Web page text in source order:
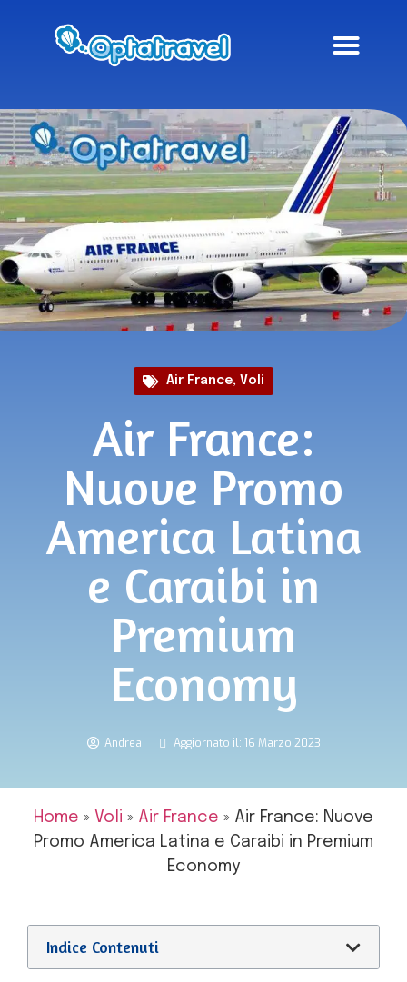
Air France, Voli
Air France:
Nuove Promo
America Latina
e Caraibi in
Premium
Economy
Andrea Aggiornato il: 16 Marzo 2023
Home » Voli » Air France » Air France: Nuove
Promo America Latina e Caraibi in Premium
Economy
Indice Contenuti